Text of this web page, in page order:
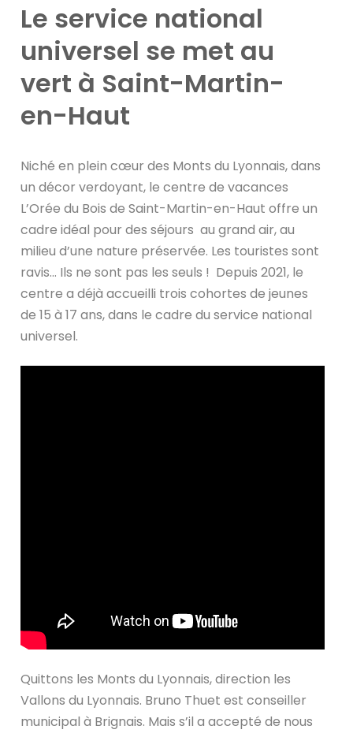
Le service national
universel se met au
vert à Saint-Martin-
en-Haut
Niché en plein cœur des Monts du Lyonnais, dans
un décor verdoyant, le centre de vacances
L’Orée du Bois de Saint-Martin-en-Haut offre un
cadre idéal pour des séjours au grand air, au
milieu d’une nature préservée. Les touristes sont
ravis… Ils ne sont pas les seuls ! Depuis 2021, le
centre a déjà accueilli trois cohortes de jeunes
de 15 à 17 ans, dans le cadre du service national
universel.
Quittons les Monts du Lyonnais, direction les
Vallons du Lyonnais. Bruno Thuet est conseiller
municipal à Brignais. Mais s’il a accepté de nous